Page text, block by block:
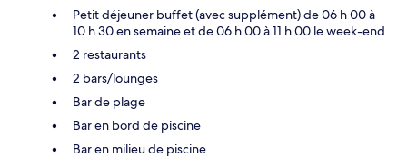
Petit déjeuner buffet (avec supplément) de 06 h 00 à
10 h 30 en semaine et de 06 h 00 à 11 h 00 le week-end
2 restaurants
2 bars/lounges
Bar de plage
Bar en bord de piscine
Bar en milieu de piscine